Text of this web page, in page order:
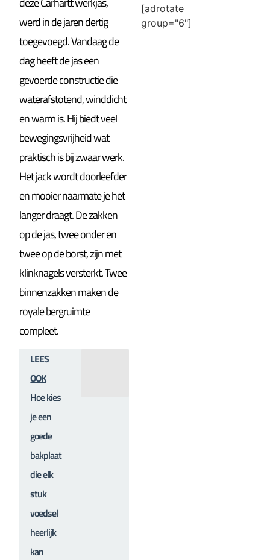
werd in de jaren dertig
toegevoegd. Vandaag de
dag heeft de jas een
gevoerde constructie die
waterafstotend, winddicht
en warm is. Hij biedt veel
bewegingsvrijheid wat
praktisch is bij zwaar werk.
Het jack wordt doorleefder
en mooier naarmate je het
langer draagt. De zakken
op de jas, twee onder en
twee op de borst, zijn met
klinknagels versterkt. Twee
binnenzakken maken de
royale bergruimte
compleet.
LEES
OOK
Hoe kies
je een
goede
bakplaat
die elk
stuk
voedsel
heerlijk
kan
[adrotate
group="6"]